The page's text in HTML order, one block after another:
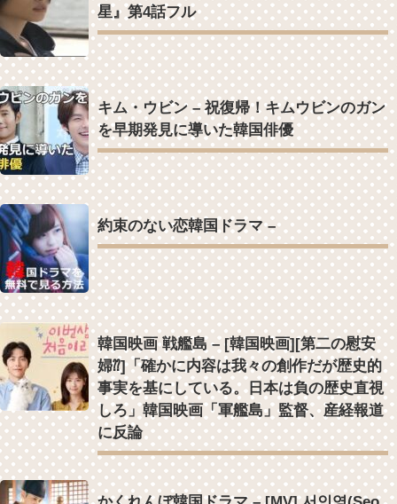
星』第4話フル
キム・ウビン – 祝復帰！キムウビンのガン
を早期発見に導いた韓国俳優
約束のない恋韓国ドラマ –
韓国映画 戦艦島 – [韓国映画][第二の慰安
婦⁇]「確かに内容は我々の創作だが歴史的
事実を基にしている。日本は負の歴史直視
しろ」韓国映画「軍艦島」監督、産経報道
に反論